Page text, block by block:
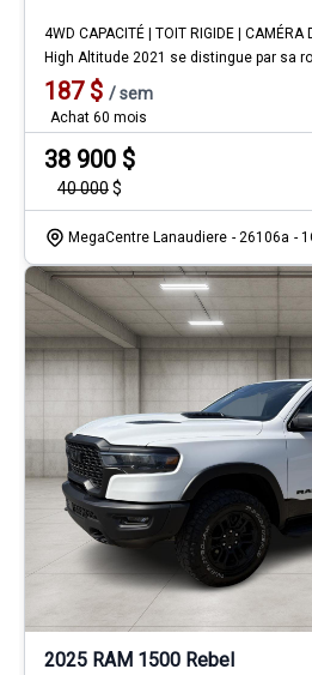
4WD CAPACITÉ | TOIT RIGIDE |
High Altitude 2021 se distingue par sa
187$ /sem
Achat 60 mois
38 900 $
40 000$
MegaCentre Lanaudiere - 26106a -
2025 RAM 1500 Rebel